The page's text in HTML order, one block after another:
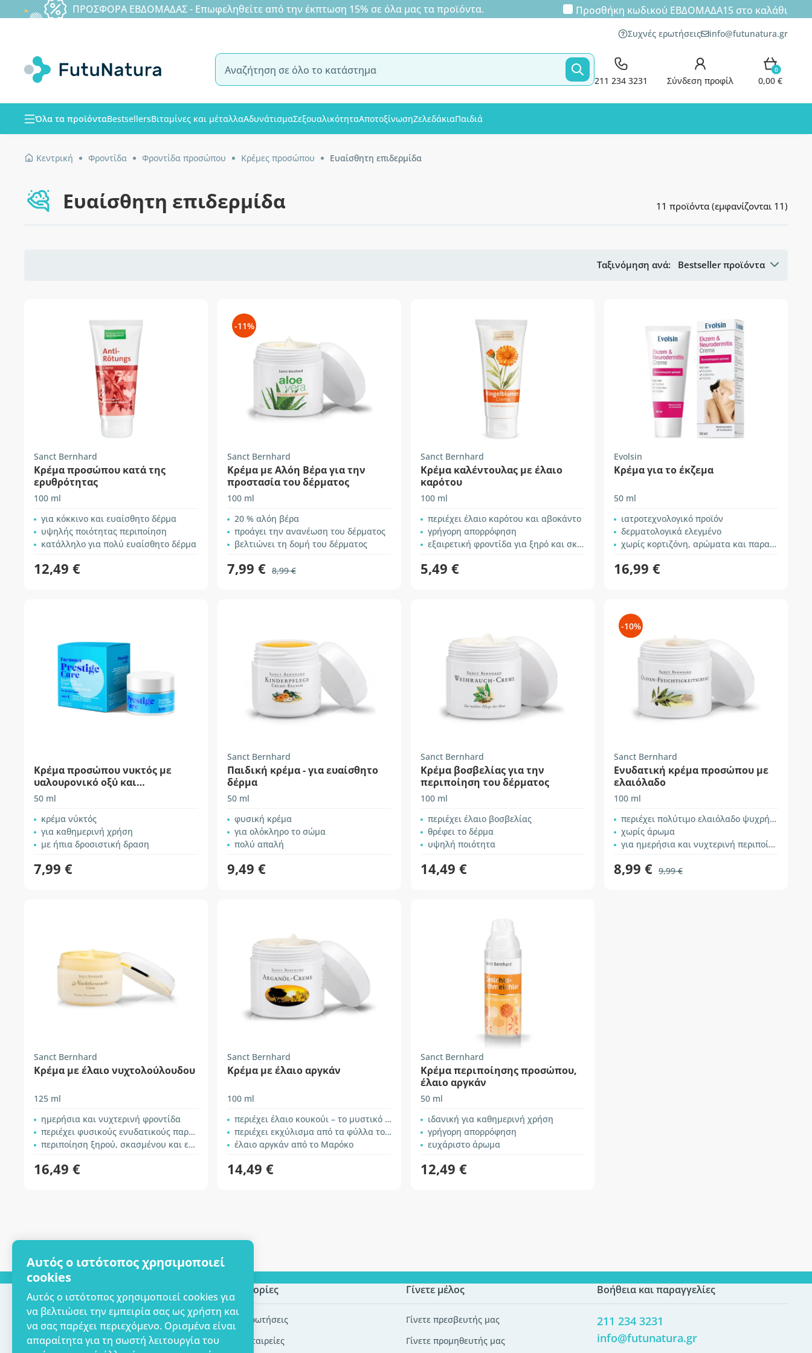
Αυτός ο ιστότοπος χρησιμοποιεί
cookies
Αυτός ο ιστότοπος χρησιμοποιεί cookies για
να βελτιώσει την εμπειρία σας ως χρήστη και
να σας παρέχει περιεχόμενο. Ορισμένα είναι
απαραίτητα για τη σωστή λειτουργία του
ΠΡΟΣΦΟΡΑ ΕΒΔΟΜΑΔΑΣ - Επωφεληθείτε από την έκπτωση 15% σε όλα μας τα προϊόντα. Προσθήκη κωδικού ΕΒΔΟΜΑΔΑ15στο καλάθι
Συχνές ερωτήσεις info@futunatura.gr
211 234 3231 Σύνδεση προφίλ
0
0,00 €
Όλα τα προϊόνταBestsellersΒιταμίνες και μέταλλαΑδυνάτισμαΣεξουαλικότηταΑποτοξίνωσηΖελεδάκιαΠαιδιά
Κεντρική Φροντίδα Φροντίδα προσώπου Κρέμες προσώπου Ευαίσθητη επιδερμίδα
Ευαίσθητη επιδερμίδα 11 προϊόντα (εμφανίζονται 11)
Ταξινόμηση ανά: Bestseller προϊόντα
Sanct Bernhard
Κρέμα προσώπου κατά της
ερυθρότητας
100 ml
για κόκκινο και ευαίσθητο δέρμα
υψηλής ποιότητας περιποίηση
κατάλληλο για πολύ ευαίσθητο δέρμα
12,49 €
-11%
Sanct Bernhard
Κρέμα με Αλόη Βέρα για την
προστασία του δέρματος
100 ml
20 % αλόη βέρα
προάγει την ανανέωση του δέρματος
βελτιώνει τη δομή του δέρματος
7,99 € 8,99 €
Sanct Bernhard
Κρέμα καλέντουλας με έλαιο
καρότου
100 ml
περιέχει έλαιο καρότου και αβοκάντο
γρήγορη απορρόφηση
εξαιρετική φροντίδα για ξηρό και σκασμένο δέρμα
5,49 €
Evolsin
Κρέμα για το έκζεμα
50 ml
ιατροτεχνολογικό προϊόν
δερματολογικά ελεγμένο
χωρίς κορτιζόνη, αρώματα και παραβένες
16,99 €
Κρέμα προσώπου νυκτός με
υαλουρονικό οξύ και
νιασιναμίδη
50 ml
κρέμα νύκτός
για καθημερινή χρήση
με ήπια δροσιστική δραση
7,99 €
Sanct Bernhard
Παιδική κρέμα - για ευαίσθητο
δέρμα
50 ml
φυσική κρέμα
για ολόκληρο το σώμα
πολύ απαλή
9,49 €
Sanct Bernhard
Κρέμα βοσβελίας για την
περιποίηση του δέρματος
100 ml
περιέχει έλαιο βοσβελίας
θρέφει το δέρμα
υψηλή ποιότητα
14,49 €
-10%
Sanct Bernhard
Ενυδατική κρέμα προσώπου με
ελαιόλαδο
100 ml
περιέχει πολύτιμο ελαιόλαδο ψυχρής έκθλιψης
χωρίς άρωμα
για ημερήσια και νυχτερινή περιποίηση
8,99 € 9,99 €
Sanct Bernhard
Κρέμα με έλαιο νυχτολούλουδου
125 ml
ημερήσια και νυχτερινή φροντίδα
περιέχει φυσικούς ενυδατικούς παράγοντες
περιποίηση ξηρού, σκασμένου και ευαίσθητου δέρματος
16,49 €
Sanct Bernhard
Κρέμα με έλαιο αργκάν
100 ml
περιέχει έλαιο κουκούι – το μυστικό της ομορφιάς
περιέχει εκχύλισμα από τα φύλλα του δέντρου αργκάν
έλαιο αργκάν από το Μαρόκο
14,49 €
Sanct Bernhard
Κρέμα περιποίησης προσώπου,
έλαιο αργκάν
50 ml
ιδανική για καθημερινή χρήση
γρήγορη απορρόφηση
ευχάριστο άρωμα
12,49 €
Επωνυμία επιχείρησης
Πιστοποίηση ECO
Επικοινωνία
Πληροφορίες
Συχνές ερωτήσεις
Brands/εταιρείες
Γίνετε μέλος
Γίνετε πρεσβευτής μας
Γίνετε προμηθευτής μας
Βοήθεια και παραγγελίες
211 234 3231
info@futunatura.gr